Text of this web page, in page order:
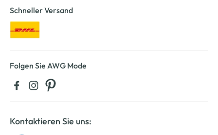
Schneller Versand
Folgen Sie AWG Mode
Kontaktieren Sie uns: